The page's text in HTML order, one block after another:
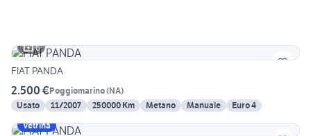
6
FIAT PANDA
2.500 €Poggiomarino(NA)
Usato
11/2007 250000 Km Metano Manuale
Euro 4
Vetrina